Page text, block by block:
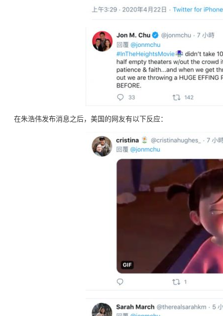
在朱浩伟发布消息之后，美国的网友有以下反应：